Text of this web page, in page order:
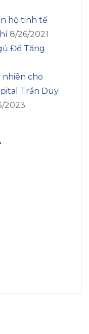
hộ tinh tế
8/26/2021
Để Tăng
nhiên cho
Trần Duy
2023